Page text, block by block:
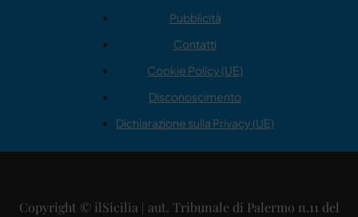
Pubblicità
Contatti
Cookie Policy (UE)
Disconoscimento
Dichiarazione sulla Privacy (UE)
Copyright © ilSicilia | aut. Tribunale di Palermo n.11 del